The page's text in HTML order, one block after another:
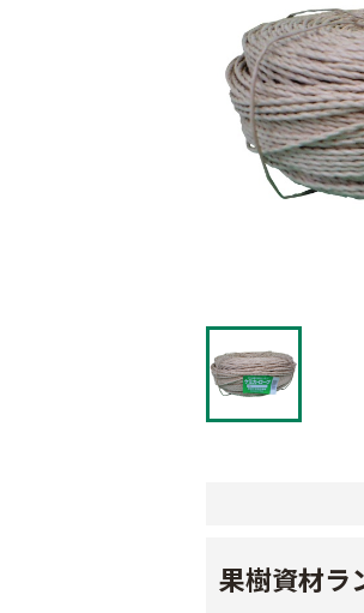
果樹資材ラ